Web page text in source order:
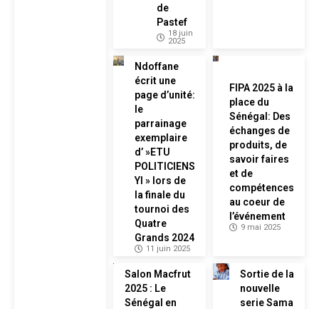
de
Pastef
18 juin
2025
Ndoffane
écrit une
page d’unité:
le
parrainage
exemplaire
d’ »ETU
POLITICIENS
YI » lors de
la finale du
tournoi des
Quatre
Grands 2024
11 juin 2025
FIPA 2025 à la
place du
Sénégal: Des
échanges de
produits, de
savoir faires
et de
compétences
au coeur de
l’événement
9 mai 2025
Salon Macfrut
2025 : Le
Sénégal en
Sortie de la
nouvelle
serie Sama